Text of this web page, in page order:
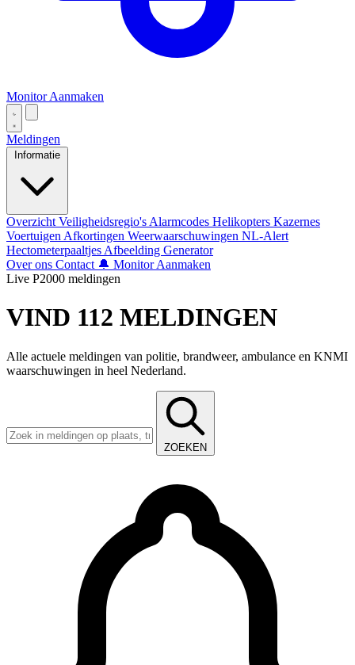
Monitor Aanmaken
Meldingen
Informatie
Overzicht Veiligheidsregio's Alarmcodes Helikopters Kazernes
Voertuigen Afkortingen Weerwaarschuwingen NL-Alert
Hectometerpaaltjes Afbeelding Generator
Over ons Contact 🔔 Monitor Aanmaken
Live P2000 meldingen
VIND 112 MELDINGEN
Alle actuele meldingen van politie, brandweer, ambulance en KNMI
waarschuwingen in heel Nederland.
ZOEKEN